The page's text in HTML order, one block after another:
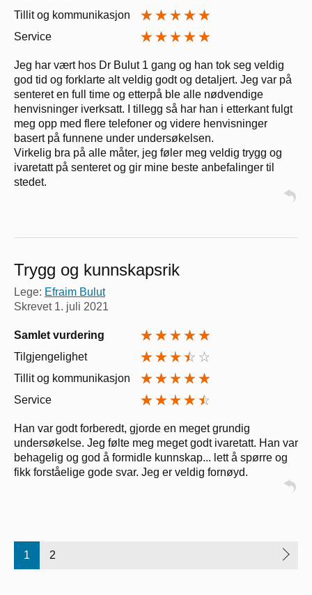
Tillit og kommunikasjon
Service
Jeg har vært hos Dr Bulut 1 gang og han tok seg veldig
god tid og forklarte alt veldig godt og detaljert. Jeg var på
senteret en full time og etterpå ble alle nødvendige
henvisninger iverksatt. I tillegg så har han i etterkant fulgt
meg opp med flere telefoner og videre henvisninger
basert på funnene under undersøkelsen.
Virkelig bra på alle måter, jeg føler meg veldig trygg og
ivaretatt på senteret og gir mine beste anbefalinger til
stedet.
Trygg og kunnskapsrik
Lege: Efraim Bulut
Skrevet 1. juli 2021
Samlet vurdering
Tilgjengelighet
Tillit og kommunikasjon
Service
Han var godt forberedt, gjorde en meget grundig
undersøkelse. Jeg følte meg meget godt ivaretatt. Han var
behagelig og god å formidle kunnskap... lett å spørre og
fikk forståelige gode svar. Jeg er veldig fornøyd.
1 2